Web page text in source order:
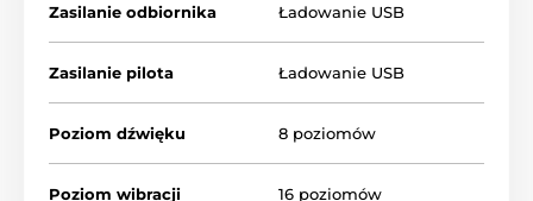
do 1000 metrów. Zakres ten jest
wystarczający zarówno do podstawowego jak i
profesjonalnego szkolenia większości psów. Patpet to
idealny wybór do użytku w mieście, jak i w lesie, gdzie
warunki są gorsze i zasięg może być ograniczony..
Typ korekty
Zasilanie odbiornika Ładowanie USB
Zasilanie pilota Ładowanie USB
Poziom dźwięku 8 poziomów
Poziom wibracji 16 poziomów